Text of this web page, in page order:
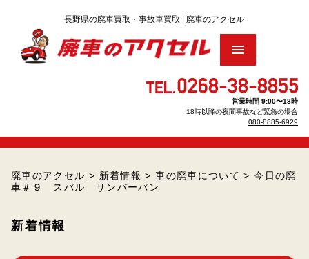
廃車手続きについて ▶
廃車・解体Q＆A
営業時間 9:00〜18時
18時以降の夜間事故など緊急の場合
080-8885-6929
廃車のアクセル > 新着情報 >車の廃車について > 今日の廃
車＃９ スバル サンバーバン
新着情報